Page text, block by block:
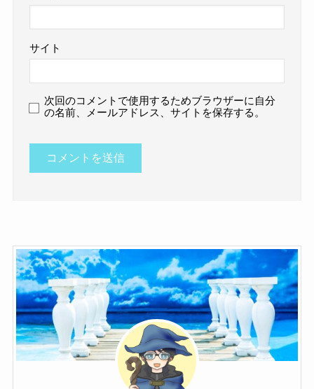
サイト
次回のコメントで使用するためブラウザーに自分
の名前、メールアドレス、サイトを保存する。